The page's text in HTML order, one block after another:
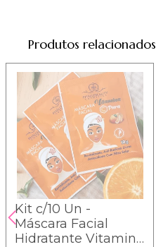
Produtos relacionados
Kit c/10 Un -
Máscara Facial
Hidratante Vitamina